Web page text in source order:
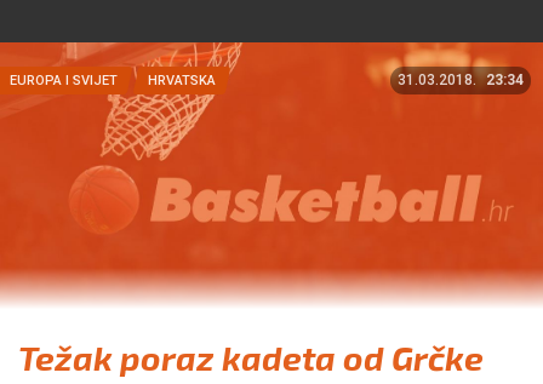
EUROPA I SVIJET HRVATSKA 31.03.2018. 23:34
Težak poraz kadeta od Grčke